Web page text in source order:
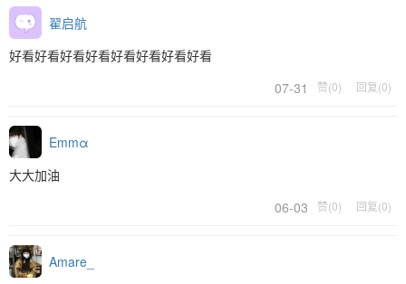
翟启航
好看好看好看好看好看好看好看好看
07-31
赞(0) 回复(0)
Emmα
大大加油
06-03
赞(0) 回复(0)
Amare_